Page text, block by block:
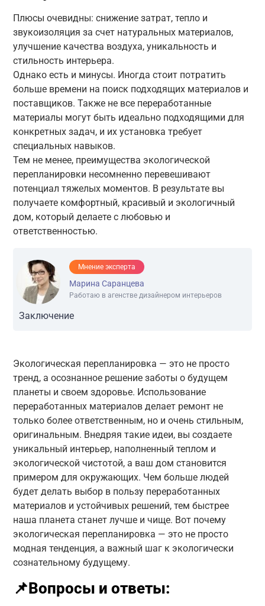
Плюсы очевидны: снижение затрат, тепло и
звукоизоляция за счет натуральных материалов,
улучшение качества воздуха, уникальность и
стильность интерьера.
Однако есть и минусы. Иногда стоит потратить
больше времени на поиск подходящих материалов и
поставщиков. Также не все переработанные
материалы могут быть идеально подходящими для
конкретных задач, и их установка требует
специальных навыков.
Тем не менее, преимущества экологической
перепланировки несомненно перевешивают
потенциал тяжелых моментов. В результате вы
получаете комфортный, красивый и экологичный
дом, который делаете с любовью и
ответственностью.
Мнение эксперта
Марина Саранцева
Работаю в агенстве дизайнером интерьеров
Заключение
Экологическая перепланировка — это не просто
тренд, а осознанное решение заботы о будущем
планеты и своем здоровье. Использование
переработанных материалов делает ремонт не
только более ответственным, но и очень стильным,
оригинальным. Внедряя такие идеи, вы создаете
уникальный интерьер, наполненный теплом и
экологической чистотой, а ваш дом становится
примером для окружающих. Чем больше людей
будет делать выбор в пользу переработанных
материалов и устойчивых решений, тем быстрее
наша планета станет лучше и чище. Вот почему
экологическая перепланировка — это не просто
модная тенденция, а важный шаг к экологически
сознательному будущему.
📌Вопросы и ответы: